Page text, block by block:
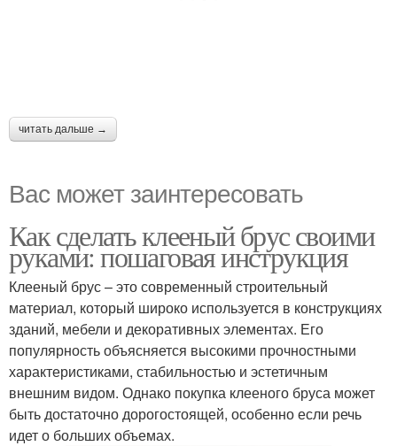
читать дальше →
Вас может заинтересовать
Как сделать клееный брус своими
руками: пошаговая инструкция
Клееный брус – это современный строительный
материал, который широко используется в конструкциях
зданий, мебели и декоративных элементах. Его
популярность объясняется высокими прочностными
характеристиками, стабильностью и эстетичным
внешним видом. Однако покупка клееного бруса может
быть достаточно дорогостоящей, особенно если речь
идет о больших объемах.